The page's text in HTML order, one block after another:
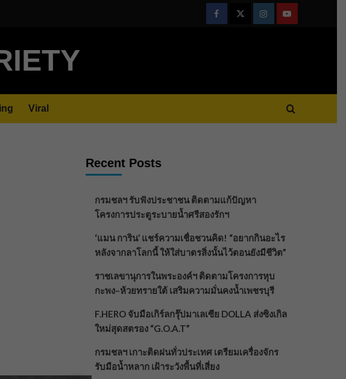
FacebookTwitterInstagramYoutube
Viral
Recent Posts
กรมชลฯ รับฟังประชาชน ติดตามแก้ปัญหา
โครงการประตูระบายน้ำศรีสองรักฯ
‘แมน การิน’ แชร์ความเชื่อชวนคิด! “อยากกินอะไร
หลังจากลาโลกนี้ ให้ใส่บาตรสิ่งนั้นไว้ตอนยังมีชีวิต”
ราชเลขานุการในพระองค์ฯ ติดตามโครงการหุบ
กะพง–ห้วยทรายใต้ เสริมความมั่นคงน้ำเพชรบุรี
F.HERO จับมือเกิร์ลกรุ๊ปมาเลเซีย DOLLA ส่งซิงเกิล
ใหม่สุดสตรอง “G.O.A.T”
กรมชลฯ เกาะติดฝนทั่วประเทศ เตรียมเครื่องจักร
รับมือน้ำหลาก เฝ้าระวังพื้นที่เสี่ยง